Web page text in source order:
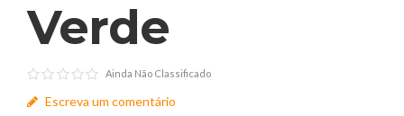
Verde
Ainda Não Classificado
Escreva um comentário